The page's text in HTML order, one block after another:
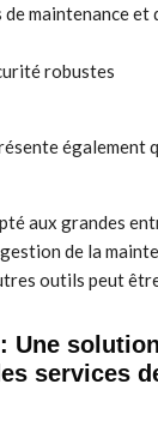
de maintenance et
robustes
également
aux grandes
de la
outils peut
Une
services